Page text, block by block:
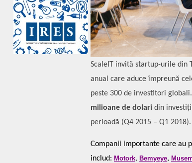
ScaleIT invită startup-urile din
anual care aduce împreună
peste 300 de investitori
milioane de dolari din
perioadă (Q4 2015 – Q1 2018).
Companii importante care au
includ: Motork, Bemyeye,